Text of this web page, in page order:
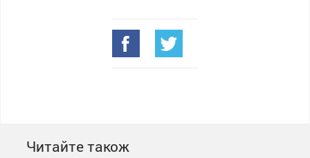
Читайте також